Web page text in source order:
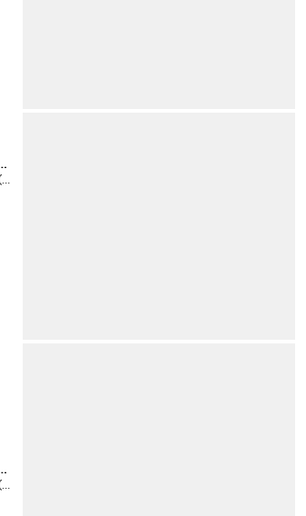
Turkish series (English dubbing )
Turkish series (English dubbing )